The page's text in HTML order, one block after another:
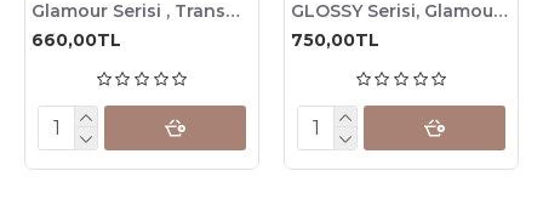
Glamour Serisi , Transparan Renkli Mum Bardağı, 185cc , 6 Adet
660,00TL
GLOSSY Serisi, Glamour Mum Bardağı, 185cc , 6 Adet
750,00TL